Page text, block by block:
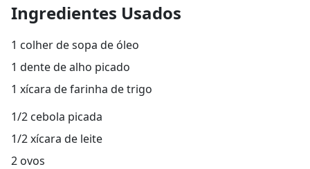
Ingredientes Usados
1 colher de sopa de óleo
1 dente de alho picado
1 xícara de farinha de trigo
1/2 cebola picada
1/2 xícara de leite
2 ovos